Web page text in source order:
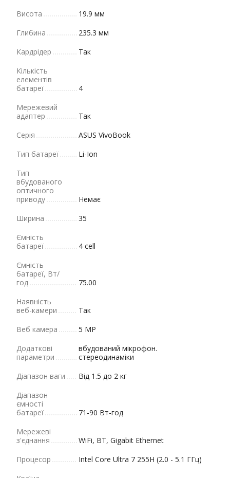
Висота
19.9 мм
Глибина
235.3 мм
Кардрідер
Так
Кількість
елементів
батареї
4
Мережевий
адаптер
Так
Серія
ASUS VivoBook
Тип батареї
Li-Ion
Тип
вбудованого
оптичного
приводу
Немає
Ширина
35
Ємність
батареї
4 cell
Ємність
батареї, Вт/
год
75.00
Наявність
веб-камери
Так
Веб камера
5 MP
Додаткові
параметри
вбудований мікрофон.
стереодинаміки
Діапазон ваги
Від 1.5 до 2 кг
Діапазон
ємності
батареї
71-90 Вт-год
Мережеві
з'єднання
WiFi, BT, Gigabit Ethernet
Процесор
Intel Core Ultra 7 255H (2.0 - 5.1 ГГц)